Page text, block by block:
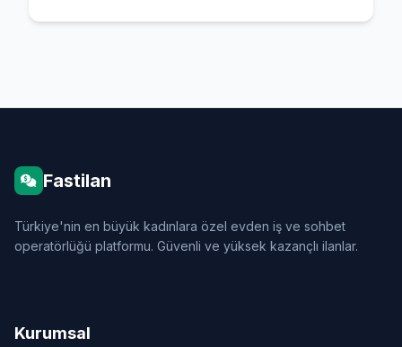
Fastilan
Türkiye'nin en büyük kadınlara özel evden iş ve sohbet
operatörlüğü platformu. Güvenli ve yüksek kazançlı ilanlar.
Kurumsal